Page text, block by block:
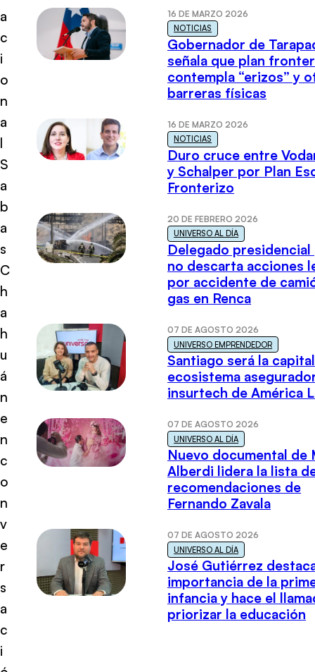
a
c
i
o
n
a
l
S
a
b
a
s
C
h
a
h
u
á
n
e
n
c
o
n
v
e
r
s
a
c
i
16 DE MARZO 2026
NOTICIAS
Gobernador de
señala que plan
contempla “erizos” y
barreras físicas
16 DE MARZO 2026
NOTICIAS
Duro cruce entre
y Schalper por Plan
Fronterizo
20 DE FEBRERO 2026
UNIVERSO AL DÍA
Delegado presidencial
no descarta acciones
por accidente de
gas en Renca
07 DE AGOSTO 2026
UNIVERSO EMPRENDEDOR
Santiago será la
ecosistema
insurtech de América
07 DE AGOSTO 2026
UNIVERSO AL DÍA
Nuevo documental de
Alberdi lidera la lista
recomendaciones de
Fernando Zavala
07 DE AGOSTO 2026
UNIVERSO AL DÍA
José Gutiérrez
importancia de la
infancia y hace el
priorizar la educación